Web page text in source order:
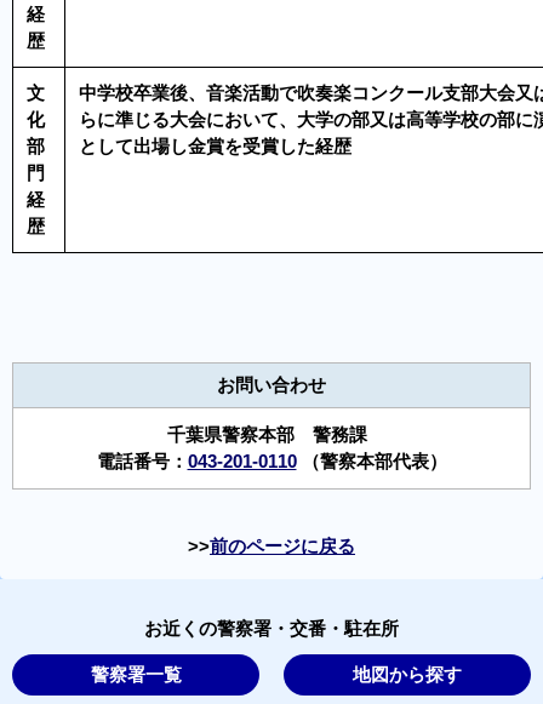
経
歴
文
化
部
門
経
歴
中学校卒業後、音楽活動で吹奏楽コンクール支部大会又
らに準じる大会において、大学の部又は高等学校の部に
として出場し金賞を受賞した経歴
お問い合わせ
千葉県警察本部 警務課
電話番号： 043-201-0110（警察本部代表）
前のページに戻る
お近くの警察署・交番・駐在所
警察署一覧 地図から探す